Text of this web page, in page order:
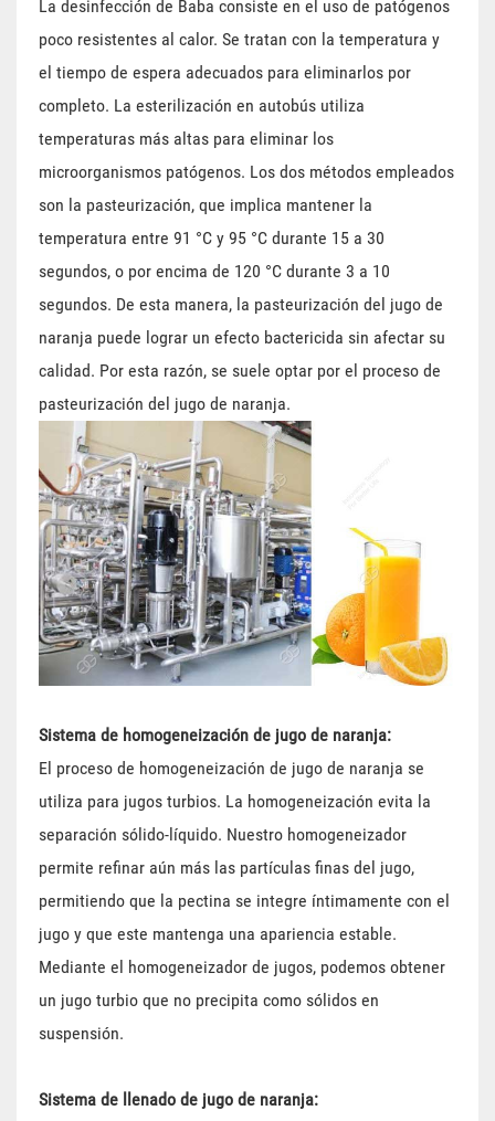
La desinfección de Baba consiste en el uso de patógenos
poco resistentes al calor. Se tratan con la temperatura y
el tiempo de espera adecuados para eliminarlos por
completo. La esterilización en autobús utiliza
temperaturas más altas para eliminar los
microorganismos patógenos. Los dos métodos empleados
son la pasteurización, que implica mantener la
temperatura entre 91 °C y 95 °C durante 15 a 30
segundos, o por encima de 120 °C durante 3 a 10
segundos. De esta manera, la pasteurización del jugo de
naranja puede lograr un efecto bactericida sin afectar su
calidad. Por esta razón, se suele optar por el proceso de
pasteurización del jugo de naranja.
Sistema de homogeneización de jugo de naranja:
El proceso de homogeneización de jugo de naranja se
utiliza para jugos turbios. La homogeneización evita la
separación sólido-líquido. Nuestro homogeneizador
permite refinar aún más las partículas finas del jugo,
permitiendo que la pectina se integre íntimamente con el
jugo y que este mantenga una apariencia estable.
Mediante el homogeneizador de jugos, podemos obtener
un jugo turbio que no precipita como sólidos en
suspensión.
Sistema de llenado de jugo de naranja: